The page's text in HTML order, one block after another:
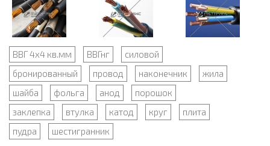
ВВГ 4х4 кв.мм ВВГнг
силовой
бронированный
провод наконечник
жила
шайба
фольга анод
порошок
заклепка
втулка катод круг
плита
пудра
шестигранник